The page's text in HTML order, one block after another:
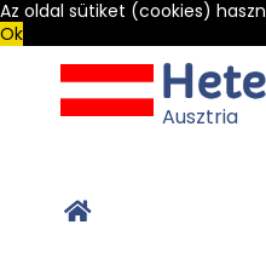
Az oldal sütiket (cookies)
Ok
Ausztria